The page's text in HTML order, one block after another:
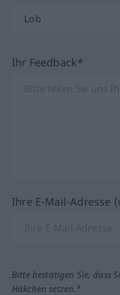
Ihr Feedback*
Ihre E-Mail-Adresse
Bitte bestätigen Sie, dass
Häkchen setzen.*